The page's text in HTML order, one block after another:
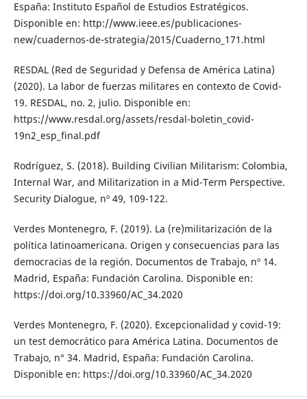
España: Instituto Español de Estudios Estratégicos.
Disponible en: http://www.ieee.es/publicaciones-
new/cuadernos-de-strategia/2015/Cuaderno_171.html
RESDAL (Red de Seguridad y Defensa de América Latina)
(2020). La labor de fuerzas militares en contexto de Covid-
19. RESDAL, no. 2, julio. Disponible en:
https://www.resdal.org/assets/resdal-boletin_covid-
19n2_esp_final.pdf
Rodríguez, S. (2018). Building Civilian Militarism: Colombia,
Internal War, and Militarization in a Mid-Term Perspective.
Security Dialogue, nº 49, 109-122.
Verdes Montenegro, F. (2019). La (re)militarización de la
política latinoamericana. Origen y consecuencias para las
democracias de la región. Documentos de Trabajo, nº 14.
Madrid, España: Fundación Carolina. Disponible en:
https://doi.org/10.33960/AC_34.2020
Verdes Montenegro, F. (2020). Excepcionalidad y covid-19:
un test democrático para América Latina. Documentos de
Trabajo, n° 34. Madrid, España: Fundación Carolina.
Disponible en: https://doi.org/10.33960/AC_34.2020